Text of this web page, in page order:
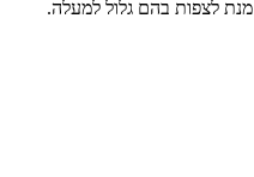
לצפות בהם גלול למעלה.